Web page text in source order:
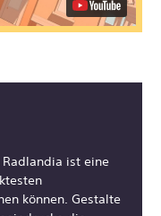
ist eine
können. Gestalte